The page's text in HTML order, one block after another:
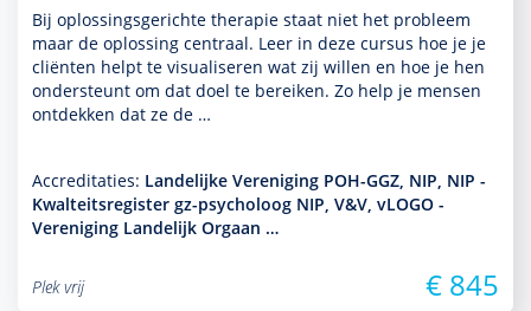
Bij oplos­sings­gerichte thera­pie staat niet het probleem
maar de oplos­sing centraal. Leer in deze cursus hoe je je
cliënten helpt te visualiseren wat zij willen en hoe je hen
onder­steunt om dat doel te bereiken. Zo help je mensen
ontdekken dat ze de …
Accreditaties: Landelijke Vereniging POH-GGZ, NIP, NIP -
Kwalteitsregister gz-psycholoog NIP, V&V, vLOGO -
Vereniging Landelijk Orgaan …
Plek vrij € 845